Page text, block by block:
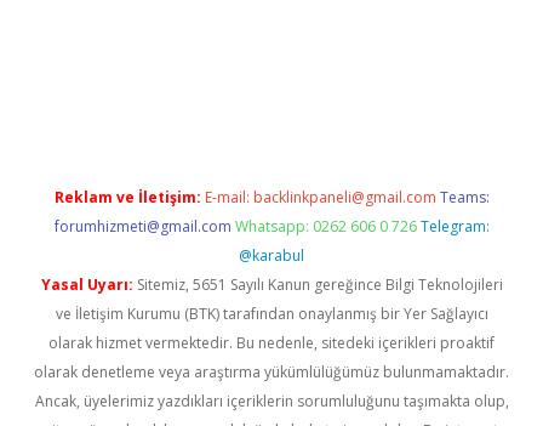
Reklam ve İletişim: E-mail: backlinkpaneli@gmail.com Teams:
forumhizmeti@gmail.com Whatsapp: 0262 606 0 726 Telegram:
@karabul
Yasal Uyarı: Sitemiz, 5651 Sayılı Kanun gereğince Bilgi Teknolojileri
ve İletişim Kurumu (BTK) tarafından onaylanmış bir Yer Sağlayıcı
olarak hizmet vermektedir. Bu nedenle, sitedeki içerikleri proaktif
olarak denetleme veya araştırma yükümlülüğümüz bulunmamaktadır.
Ancak, üyelerimiz yazdıkları içeriklerin sorumluluğunu taşımakta olup,